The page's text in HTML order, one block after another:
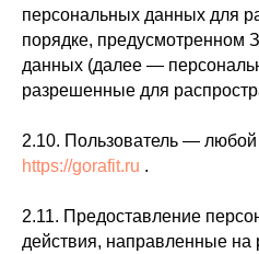
персональных данных для
порядке, предусмотренном
данных (далее —
разрешенные для
2.10. Пользователь — любой
https://gorafit.ru .
2.11. Предоставление
действия, направленные на